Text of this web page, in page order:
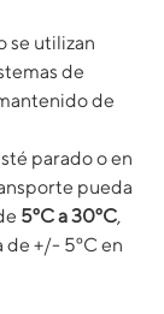
se utilizan
de
de
parado o en
pueda
5ºC a 30ºC,
de +/- 5ºC en